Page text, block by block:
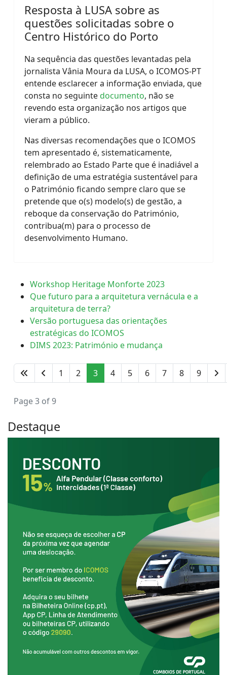
Resposta à LUSA sobre as
questões solicitadas sobre o
Centro Histórico do Porto
Na sequência das questões levantadas pela
jornalista Vânia Moura da LUSA, o ICOMOS-PT
entende esclarecer a informação enviada, que
consta no seguintedocumento, não se
revendo esta organização nos artigos que
vieram a público.
Nas diversas recomendações que o ICOMOS
tem apresentado é, sistematicamente,
relembrado ao Estado Parte que é inadiável a
definição de uma estratégia sustentável para
o Património ficando sempre claro que se
pretende que o(s) modelo(s) de gestão, a
reboque da conservação do Património,
contribua(m) para o processo de
desenvolvimento Humano.
Workshop Heritage Monforte 2023
Que futuro para a arquitetura vernácula e a
arquitetura de terra?
Versão portuguesa das orientações
estratégicas do ICOMOS
DIMS 2023: Património e mudança
1 2 3 4 5 6 7 8 9
Page 3 of 9
Destaque